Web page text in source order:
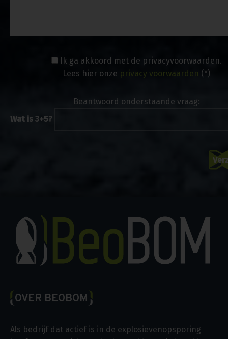
Ik ga akkoord met de privacyvoorwaarden.
Lees hier onze privacy voorwaarden (*)
Beantwoord onderstaande vraag:
Wat is 3+5?
OVER BEOBOM
Als bedrijf dat actief is in de explosievenopsporing